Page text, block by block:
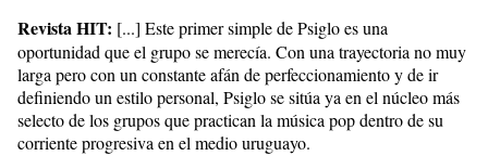
Revista HIT: [...] Este primer simple de Psiglo es una
oportunidad que el grupo se merecía. Con una trayectoria no muy
larga pero con un constante afán de perfeccionamiento y de ir
definiendo un estilo personal, Psiglo se sitúa ya en el núcleo más
selecto de los grupos que practican la música pop dentro de su
corriente progresiva en el medio uruguayo.